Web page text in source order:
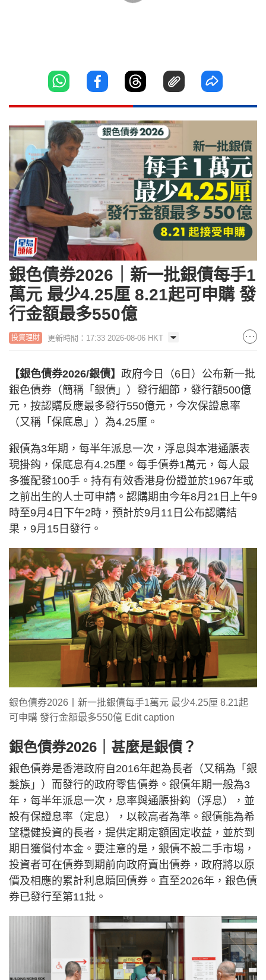
銀色債券2026｜新一批銀債每手1
萬元 最少4.25厘 8.21起可申購 發
行金額最多550億
投資理財 更新時間：17:33 2026-08-06 HKT
【銀色債券2026/銀債】 政府今日（6日）公布新一批
銀色債券（簡稱「銀債」）發行細節，發行額500億
元，按認購反應最多發行550億元，今次保證息率
（又稱「保底息」）為4.25厘。
銀債為3年期，每半年派息一次，浮息與本港通脹表
現掛鈎，保底息有4.25厘。每手債券1萬元，每人最
多獲配發100手。持有有效香港身份證並於1967年或
之前出生的人士可申請。認購期由今年8月21日上午9
時至9月4日下午2時，預計於9月11日公布認購結
果，9月15日發行。
銀色債券2026丨新一批銀債每手1萬元 最少4.25厘 8.21起
可申購 發行金額最多550億 Edit caption
銀色債券2026｜甚麼是銀債？
銀色債券是香港政府自2016年起為長者（又稱為「銀
髮族」）而發行的政府零售債券。銀債年期一般為3
年，每半年派息一次，息率與通脹掛鈎（浮息），並
設有保證息率（定息），以較高者為準。銀債能為希
望穩健投資的長者，提供定期定額固定收益，並於到
期日獲償付本金。要注意的是，銀債不設二手市場，
投資者可在債券到期前向政府賣出債券，政府將以原
價及相應的累計利息贖回債券。直至2026年，銀色債
券已發行至第11批。